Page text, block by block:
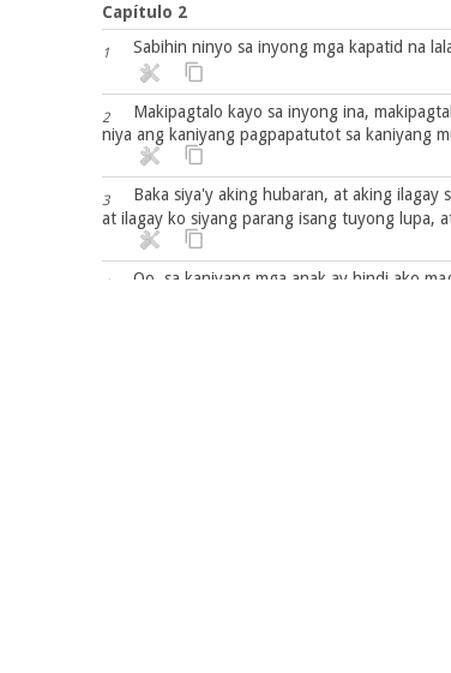
Capítulo 2
1 Sabihin ninyo sa inyong mga kapatid na
2
Makipagtalo kayo sa inyong ina,
niya ang kaniyang pagpapatutot sa kaniyang
3
Baka siya'y aking hubaran, at aking ilagay
at ilagay ko siyang parang isang tuyong lupa,
Oo, sa kaniyang mga anak ay hindi ako